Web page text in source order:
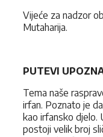
Vijeće za nadzor
Mutaharija.
PUTEVI
Tema naše
irfan. Poznato je
kao irfansko djelo.
postoji velik broj